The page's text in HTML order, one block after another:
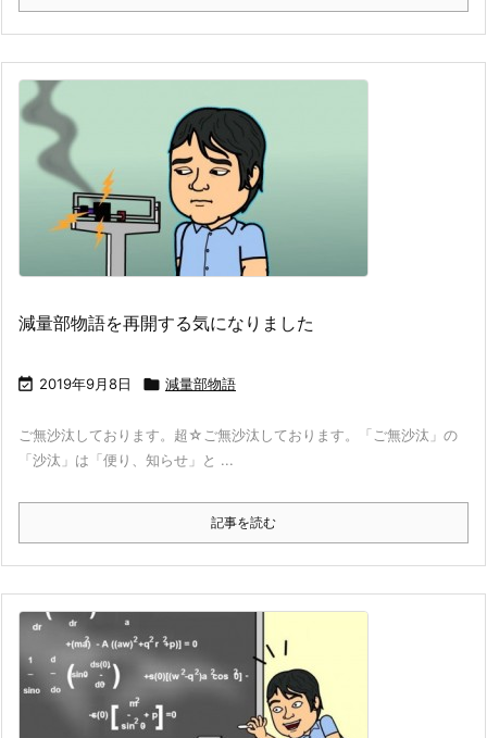
減量部物語を再開する気になりました
 2019年9月8日  減量部物語
ご無沙汰しております。超☆ご無沙汰しております。「ご無沙汰」の
「沙汰」は「便り、知らせ」と ...
記事を読む